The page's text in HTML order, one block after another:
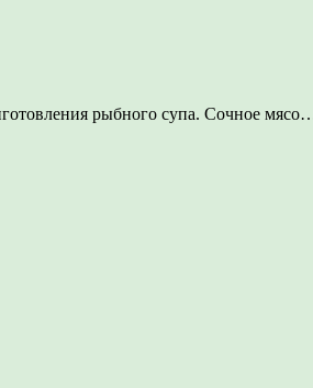
рыбного супа. Сочное